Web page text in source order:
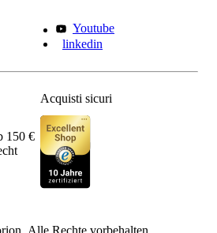
Youtube
linkedin
150 €
Acquisti sicuri